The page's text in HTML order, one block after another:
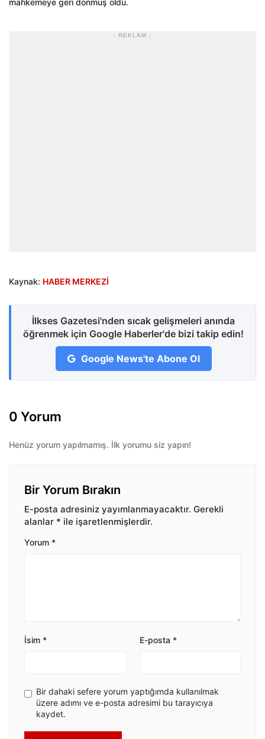
mahkemeye geri dönmüş oldu.
- REKLAM -
Kaynak: HABER MERKEZİ
İlkses Gazetesi'nden sıcak gelişmeleri anında
öğrenmek için Google Haberler'de bizi takip edin!
Google News'te Abone Ol
0 Yorum
Henüz yorum yapılmamış. İlk yorumu siz yapın!
Bir Yorum Bırakın
E-posta adresiniz yayımlanmayacaktır. Gerekli
alanlar * ile işaretlenmişlerdir.
Yorum *
İsim * E-posta *
Bir dahaki sefere yorum yaptığımda kullanılmak
üzere adımı ve e-posta adresimi bu tarayıcıya
kaydet.